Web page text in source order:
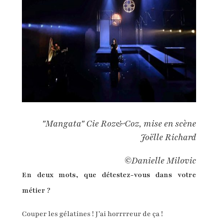
"Mangata" Cie Roz&Coz, mise en scène
Joëlle Richard
©Danielle Milovic
En deux mots, que détestez-vous dans votre
métier ?
Couper les gélatines ! J’ai horrrreur de ça !